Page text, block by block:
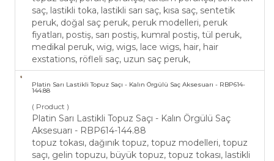
saç, lastikli toka, lastikli sarı saç, kısa saç, sentetik
peruk, doğal saç peruk, peruk modelleri, peruk
fiyatları, postiş, sarı postiş, kumral postiş, tül peruk,
medikal peruk, wig, wigs, lace wigs, hair, hair
exstations, röfleli saç, uzun saç peruk,
Platin Sarı Lastikli Topuz Saçı - Kalın Örgülü Saç Aksesuarı - RBP614-
144.88
( Product )
Platin Sarı Lastikli Topuz Saçı - Kalın Örgülü Saç
Aksesuarı - RBP614-144.88
topuz tokası, dağınık topuz, topuz modelleri, topuz
saçı, gelin topuzu, büyük topuz, topuz tokası, lastikli